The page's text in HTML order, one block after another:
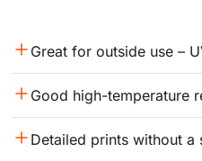
Great for outside use –
Good high-temperature
Detailed prints without a